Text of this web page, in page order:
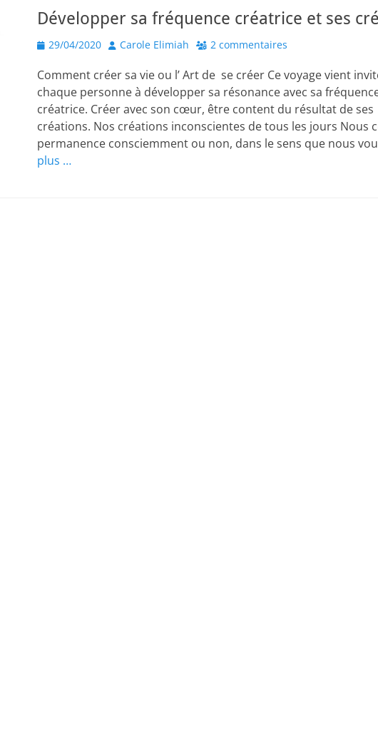
Développer sa fréquence créatrice et ses
Posted
29/04/2020 Author
Carole Elimiah 2 commentaires
Comment créer sa vie ou l’ Art de se créer Ce voyage vient
chaque personne à développer sa résonance avec sa
créatrice. Créer avec son cœur, être content du résultat de ses
créations. Nos créations inconscientes de tous les jours Nous
permanence consciemment ou non, dans le sens que nous
plus …